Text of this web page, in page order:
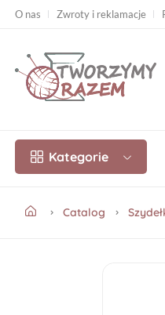
O nas Zwroty i reklamacje
Kategorie
Catalog